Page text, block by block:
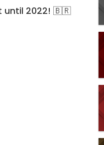
until 2022! 🇧🇷